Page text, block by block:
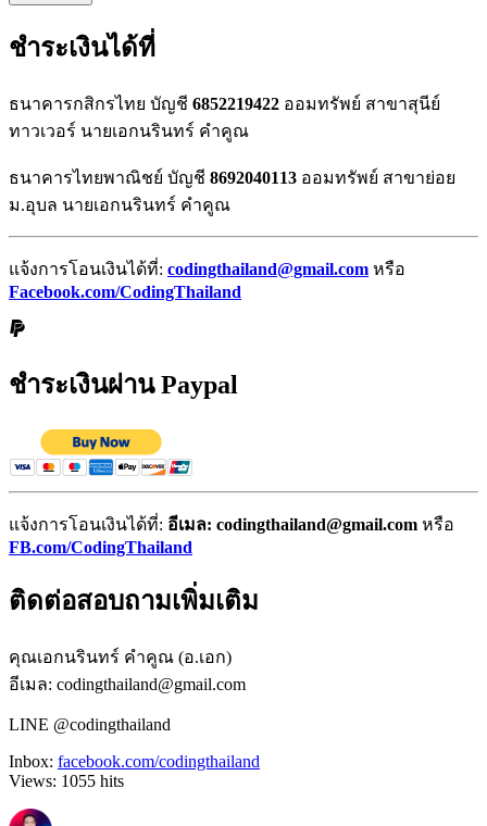
ชำระเงินได้ที่
ธนาคารกสิกรไทย บัญชี 6852219422 ออมทรัพย์ สาขาสุนีย์
ทาวเวอร์ นายเอกนรินทร์ คำคูณ
ธนาคารไทยพาณิชย์ บัญชี 8692040113 ออมทรัพย์ สาขาย่อย
ม.อุบล นายเอกนรินทร์ คำคูณ
แจ้งการโอนเงินได้ที่: codingthailand@gmail.com หรือ
Facebook.com/CodingThailand
ชำระเงินผ่าน Paypal
แจ้งการโอนเงินได้ที่: อีเมล: codingthailand@gmail.com หรือ
FB.com/CodingThailand
ติดต่อสอบถามเพิ่มเติม
คุณเอกนรินทร์ คำคูณ (อ.เอก)
อีเมล: codingthailand@gmail.com
LINE @codingthailand
Inbox: facebook.com/codingthailand
Views: 1055 hits